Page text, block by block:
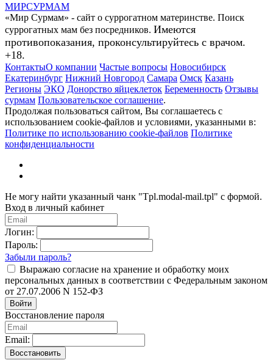
МИРСУРМАМ
«Мир Сурмам» - сайт о суррогатном материнстве. Поиск
суррогатных мам без посредников. Имеются
противопоказания, проконсультируйтесь с врачом.
+18.
КонтактыО компании Частые вопросы Новосибирск
Екатеринбург Нижний Новгород Самара Омск Казань
Регионы ЭКО Донорство яйцеклеток Беременность Отзывы
сурмам Пользовательское соглашение.
Продолжая пользоваться сайтом, Вы соглашаетесь с
использованием cookie-файлов и условиями, указанными в:
Политике по использованию cookie-файлов Политике
конфиденциальности
Не могу найти указанный чанк "Tpl.modal-mail.tpl" с формой.
Вход в личный кабинет
Логин:
Пароль:
Забыли пароль?
Выражаю согласие на хранение и обработку моих
персональных данных в соответствии с Федеральным законом
от 27.07.2006 N 152-ФЗ
Войти
Восстановление пароля
Email:
Восстановить